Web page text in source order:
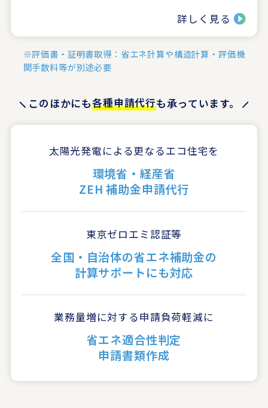
詳しく見る
※評価書・証明書取得：省エネ計算や構造計算・評価機
関手数料等が別途必要
このほかにも各種申請代行も承っています。
太陽光発電による更なるエコ住宅を
環境省・経産省
ZEH 補助金申請代行
東京ゼロエミ認証等
全国・自治体の省エネ補助金の
計算サポートにも対応
業務量増に対する申請負荷軽減に
省エネ適合性判定
申請書類作成